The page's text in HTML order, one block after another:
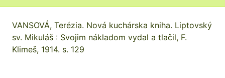
VANSOVÁ, Terézia. Nová kuchárska kniha. Liptovský
sv. Mikuláš : Svojim nákladom vydal a tlačil, F.
Klimeš, 1914. s. 129